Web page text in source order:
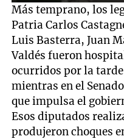
0
seconds
of
4
minutes,
57
seconds
Más temprano, los
Patria Carlos
Luis Basterra, Juan
Valdés fueron
ocurridos por la
mientras en el
que impulsa el
Esos diputados
produjeron choques